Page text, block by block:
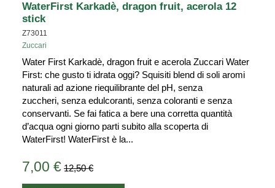
WaterFirst Karkadè, dragon fruit, acerola 12
stick
Z73011
Zuccari
Water First Karkadè, dragon fruit e acerola Zuccari Water
First: che gusto ti idrata oggi? Squisiti blend di soli aromi
naturali ad azione riequilibrante del pH, senza
zuccheri, senza edulcoranti, senza coloranti e senza
conservanti. Se fai fatica a bere una corretta quantità
d’acqua ogni giorno parti subito alla scoperta di
WaterFirst! WaterFirst è la...
7,00 € 12,50 €